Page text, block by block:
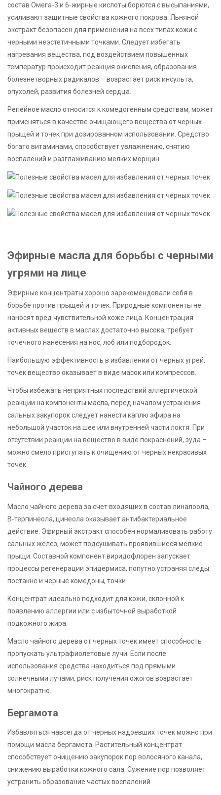
состав Омега-3 и 6-жирные кислоты борются с высыпаниями,
усиливают защитные свойства кожного покрова. Льняной
экстракт безопасен для применения на всех типах кожи с
черными неэстетичными точками. Следует избегать
нагревания вещества, под воздействием повышенных
температур происходит реакция окисления, образования
болезнетворных радикалов – возрастает риск инсульта,
опухолей, развития болезней сердца.
Репейное масло относится к комедогенным средствам, может
применяться в качестве очищающего вещества от черных
прыщей и точек при дозированном использовании. Средство
богато витаминами, способствует увлажнению, снятию
воспалений и разглаживанию мелких морщин.
Эфирные масла для борьбы с черными
угрями на лице
Эфирные концентраты хорошо зарекомендовали себя в
борьбе против прыщей и точек. Природные компоненты не
наносят вред чувствительной коже лица. Концентрация
активных веществ в маслах достаточно высока, требует
точечного нанесения на нос, лоб или подбородок.
Наибольшую эффективность в избавлении от черных угрей,
точек вещество оказывает в виде масок или компрессов.
Чтобы избежать неприятных последствий аллергической
реакции на компоненты масла, перед началом устранения
сальных закупорок следует нанести каплю эфира на
небольшой участок на шее или внутренней части локтя. При
отсутствии реакции на вещество в виде покраснений, зуда –
можно смело приступать к очищению от черных некрасивых
точек.
Чайного дерева
Масло чайного дерева за счет входящих в состав линалоола,
В-терпинеола, цинеола оказывает антибактериальное
действие. Эфирный экстракт способен нормализовать работу
сальных желез, может подсушивать проявившиеся мелкие
прыщи. Составной компонент виридофлорен запускает
процессы регенерации эпидермиса, попутно устраняя следы
постакне и черные комедоны, точки.
Концентрат идеально подходит для кожи, склонной к
появлению аллергии или с избыточной выработкой
подкожного жира.
Масло чайного дерева от черных точек имеет способность
пропускать ультрафиолетовые лучи. Если после
использования средства находиться под прямыми
солнечными лучами, риск получения ожогов возрастает
многократно.
Бергамота
Избавляться навсегда от черных надоевших точек можно при
помощи масла бергамота. Растительный концентрат
способствует очищению закупорок пор волосяного канала,
снижению выработки кожного сала. Сужение пор позволяет
устранить образование частых воспалений.